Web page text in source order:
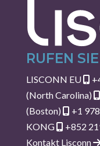
RUFEN
LISCONN EU
(North Carolina)
(Boston)
+1
KONG
+852
Kontakt Lisconn